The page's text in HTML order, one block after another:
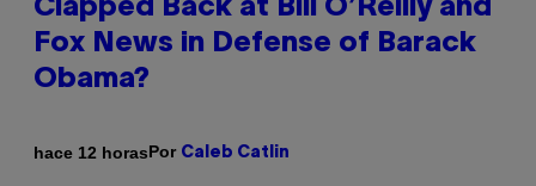
Clapped Back at Bill O’Reilly and
Fox News in Defense of Barack
Obama?
hace 12 horasPor Caleb Catlin